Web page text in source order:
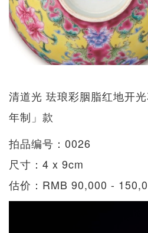
清道光 珐琅彩胭脂红地开
年制」款
拍品编号：0026
尺寸：4 x 9cm
估价：RMB 90,000 -